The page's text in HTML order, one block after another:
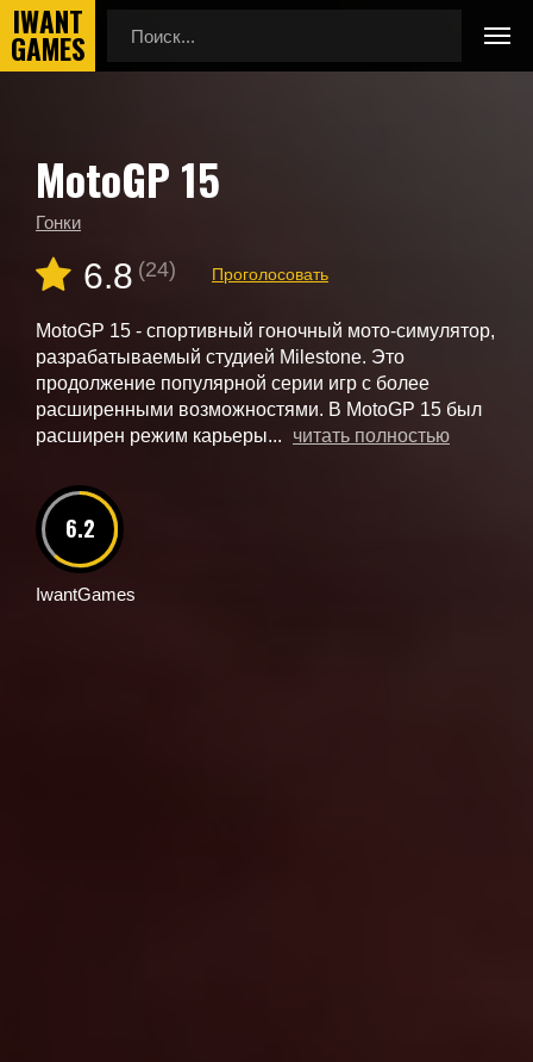
Главная
Новые игры
MotoGP 15
MotoGP 15
Гонки
6.8 (24) Проголосовать
MotoGP 15 - спортивный гоночный мото-симулятор,
разрабатываемый студией Milestone. Это
продолжение популярной серии игр с более
расширенными возможностями. В MotoGP 15 был
расширен режим карьеры...
читать полностью
6.2
IwantGames